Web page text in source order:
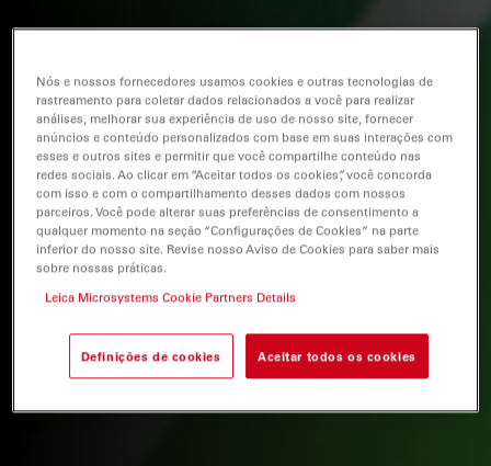
Nós e nossos fornecedores usamos cookies e outras tecnologias de
rastreamento para coletar dados relacionados a você para realizar
análises, melhorar sua experiência de uso de nosso site, fornecer
anúncios e conteúdo personalizados com base em suas interações com
esses e outros sites e permitir que você compartilhe conteúdo nas
redes sociais. Ao clicar em “Aceitar todos os cookies”, você concorda
com isso e com o compartilhamento desses dados com nossos
parceiros. Você pode alterar suas preferências de consentimento a
qualquer momento na seção “Configurações de Cookies” na parte
inferior do nosso site. Revise nosso Aviso de Cookies para saber mais
sobre nossas práticas.
Leica Microsystems Cookie Partners Details
Definições de cookies Aceitar todos os cookies